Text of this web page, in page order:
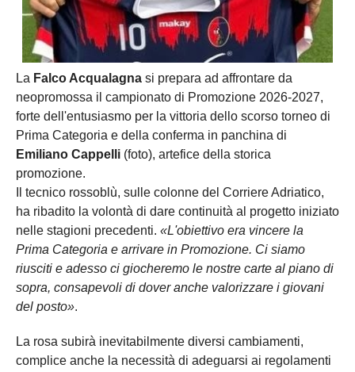
La Falco Acqualagna si prepara ad affrontare da
neopromossa il campionato di Promozione 2026-2027,
forte dell'entusiasmo per la vittoria dello scorso torneo di
Prima Categoria e della conferma in panchina di
Emiliano Cappelli (foto), artefice della storica
promozione.
Il tecnico rossoblù, sulle colonne del Corriere Adriatico,
ha ribadito la volontà di dare continuità al progetto iniziato
nelle stagioni precedenti. «L'obiettivo era vincere la
Prima Categoria e arrivare in Promozione. Ci siamo
riusciti e adesso ci giocheremo le nostre carte al piano di
sopra, consapevoli di dover anche valorizzare i giovani
del posto».
La rosa subirà inevitabilmente diversi cambiamenti,
complice anche la necessità di adeguarsi ai regolamenti